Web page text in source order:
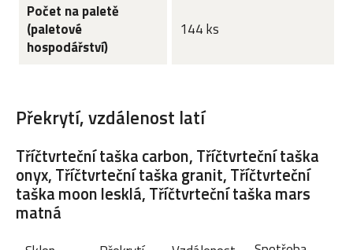
Počet na paletě
(paletové
hospodářství)
144 ks
Překrytí, vzdálenost latí
Tříčtvrteční taška carbon, Tříčtvrteční taška
onyx, Tříčtvrteční taška granit, Tříčtvrteční
taška moon lesklá, Tříčtvrteční taška mars
matná